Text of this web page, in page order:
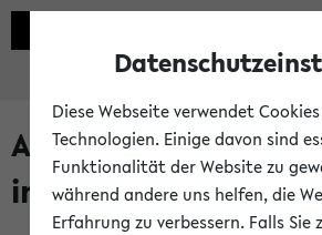
Alle veröffentlichten
im eKVV
Diese Webseite verwendet
Technologien. Einige davon sind
Funktionalität der Website zu
während andere uns helfen, die
Erfahrung zu verbessern. Falls Sie